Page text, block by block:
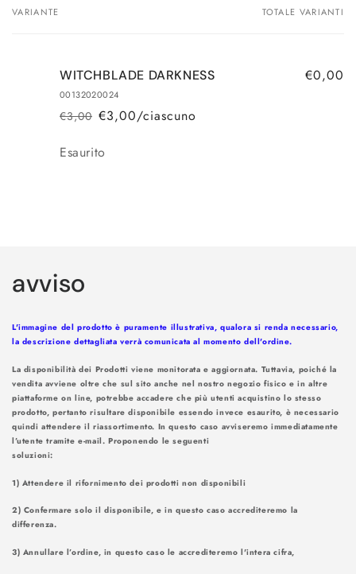
Il
VARIANTE TOTALE VARIANTI
WITCHBLADE DARKNESS
00132020024
Prezzo
listino
€3,00
Prezzo €3,00/ciascuno
€0,00
Quantità
Esaurito
corso...
avviso
L'immagine del prodotto è puramente illustrativa, qualora si renda necessario,
la descrizione dettagliata verrà comunicata al momento dell'ordine.
La disponibilità dei Prodotti viene monitorata e aggiornata. Tuttavia, poiché la
vendita avviene oltre che sul sito anche nel nostro negozio fisico e in altre
piattaforme on line, potrebbe accadere che più utenti acquistino lo stesso
prodotto, pertanto risultare disponibile essendo invece esaurito, è necessario
quindi attendere il riassortimento. In questo caso avviseremo immediatamente
l’utente tramite e-mail. Proponendo le seguenti
1) Attendere il rifornimento dei prodotti non disponibili
2) Confermare solo il disponibile, e in questo caso accrediteremo la
differenza.
3) Annullare l’ordine, in questo caso le accrediteremo l'intera cifra,